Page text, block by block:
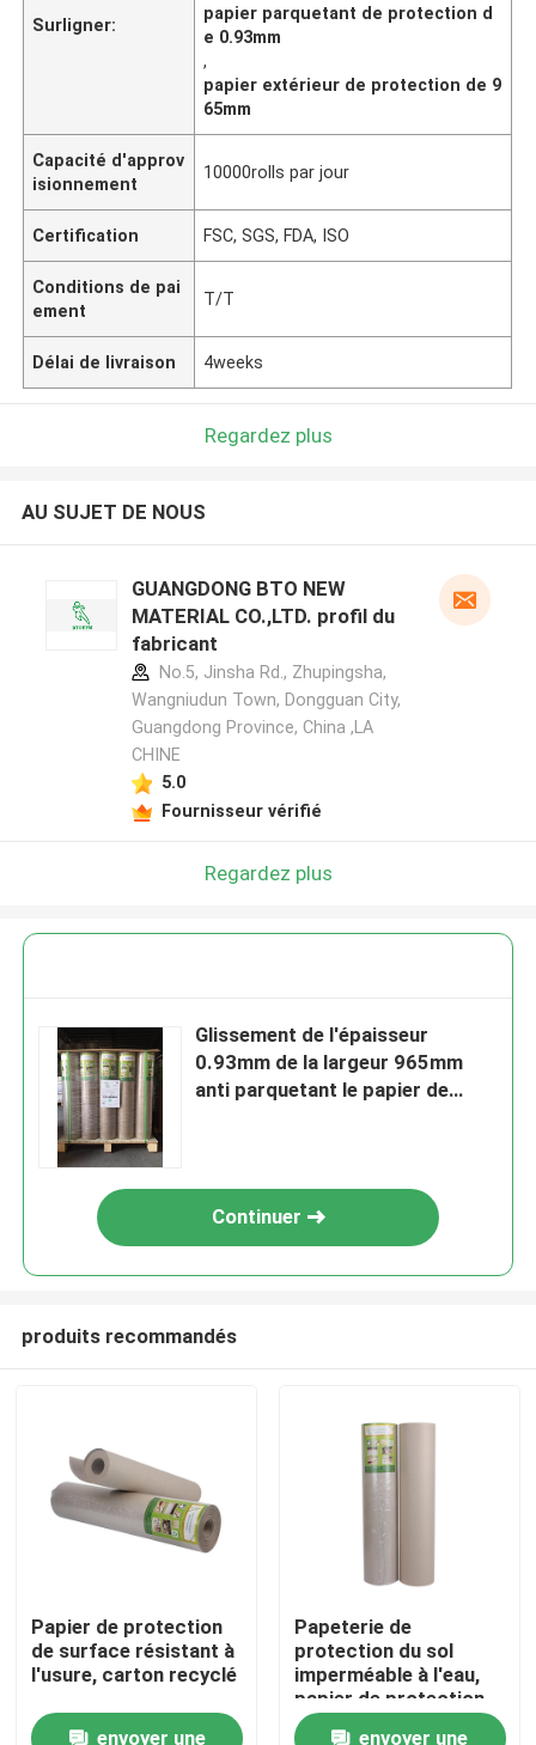
A propos de nous
Contacts
Surligner:
papier parquetant de protection d
e 0.93mm
,
papier extérieur de protection de 9
65mm
Capacité d'approv
isionnement
10000rolls par jour
Certification FSC, SGS, FDA, ISO
Conditions de pai
ement
T/T
Délai de livraison 4weeks
Regardez plus
AU SUJET DE NOUS
GUANGDONG BTO NEW
MATERIAL CO.,LTD. profil du
fabricant
No.5, Jinsha Rd., Zhupingsha,
Wangniudun Town, Dongguan City,
Guangdong Province, China ,LA
CHINE
5.0
Fournisseur vérifié
Regardez plus
Glissement de l'épaisseur
0.93mm de la largeur 965mm
anti parquetant le papier de
Continuer
produits recommandés
Papier de protection
de surface résistant à
l'usure, carton recyclé
envoyer une
Papeterie de
protection du sol
imperméable à l'eau,
papier de protection
de décoration
envoyer une